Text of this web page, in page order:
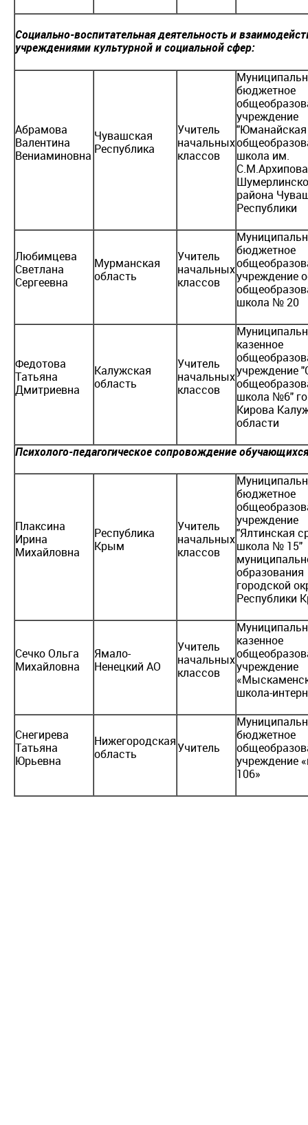
Социально-воспитательная деятельность и
учреждениями культурной и социальной сфер:
Абрамова
Валентина
Вениаминовна
Чувашская
Республика
Учитель
начальных
классов
бюджетное
учреждение
школа им.
района
Республики
Любимцева
Светлана
Сергеевна
Мурманская
область
Учитель
начальных
классов
бюджетное
учреждение
школа № 20
Федотова
Татьяна
Дмитриевна
Калужская
область
Учитель
начальных
классов
казенное
учреждение
школа №6"
Кирова
области
Психолого-педагогическое сопровождение
Плаксина
Ирина
Михайловна
Республика
Крым
Учитель
начальных
классов
бюджетное
учреждение
"Ялтинская
школа № 15"
образования
городской
Республики
Сечко Ольга
Михайловна
Ямало-
Ненецкий АО
Учитель
начальных
классов
казенное
учреждение
школа-
Снегирева
Татьяна
Юрьевна
Нижегородская
область
Учитель
бюджетное
учреждение
106»